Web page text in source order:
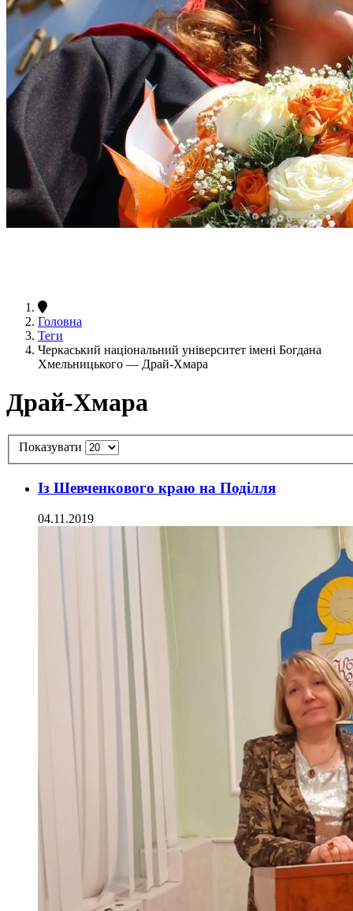
Головна
Теги
Черкаський національний університет імені Богдана
Хмельницького — Драй-Хмара
Драй-Хмара
Показувати
Із Шевченкового краю на Поділля
04.11.2019